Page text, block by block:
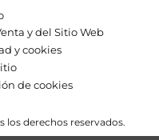
y del Sitio Web
y cookies
de cookies
los derechos reservados.